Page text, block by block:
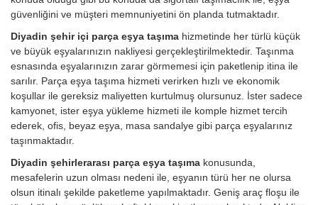
güvenliğini ve müşteri memnuniyetini ön planda tutmaktadır.
Diyadin şehir içi parça eşya taşıma hizmetinde her türlü küçük
ve büyük eşyalarınızın nakliyesi gerçekleştirilmektedir. Taşınma
esnasında eşyalarınızın zarar görmemesi için paketlenip itina ile
sarılır. Parça eşya taşıma hizmeti verirken hızlı ve ekonomik
koşullar ile gereksiz maliyetten kurtulmuş olursunuz. İster sadece
kamyonet, ister eşya yükleme hizmeti ile komple hizmet tercih
ederek, ofis, beyaz eşya, masa sandalye gibi parça eşyalarınız
taşınmaktadır.
Diyadin şehirlerarası parça eşya taşıma konusunda,
mesafelerin uzun olması nedeni ile, eşyanın türü her ne olursa
olsun itinalı şekilde paketleme yapılmaktadır. Geniş araç floşu ile